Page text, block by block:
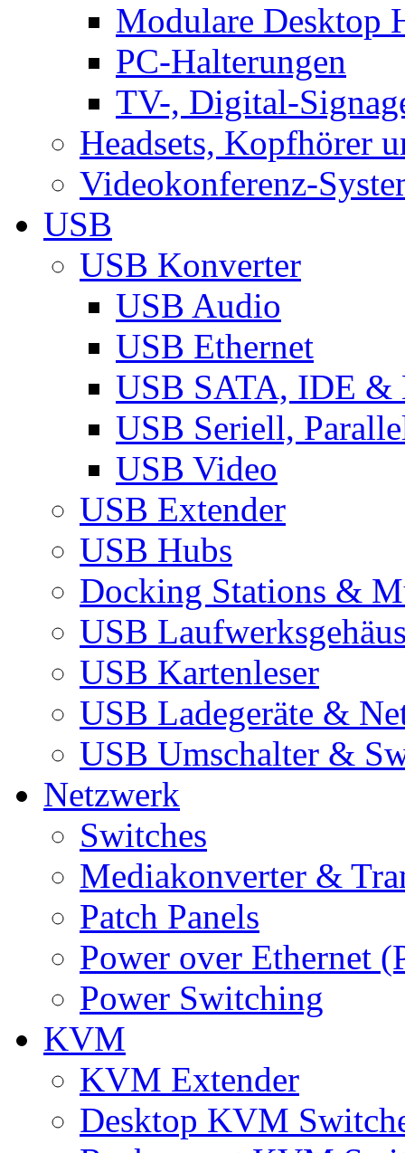
Modulare Desktop
PC-Halterungen
TV-, Digital-
Headsets, Kopfhörer
Videokonferenz-
USB
USB Konverter
USB Audio
USB Ethernet
USB SATA, IDE &
USB Seriell,
USB Video
USB Extender
USB Hubs
Docking Stations &
USB
USB Kartenleser
USB Ladegeräte &
USB Umschalter &
Netzwerk
Switches
Mediakonverter &
Patch Panels
Power over Ethernet
Power Switching
KVM
KVM Extender
Desktop KVM